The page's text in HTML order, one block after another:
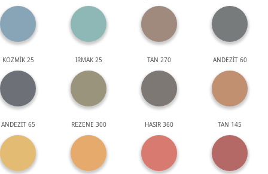
KOZMİK 25 IRMAK 25 TAN 270 ANDEZİT 60
ANDEZİT 65 REZENE 300 HASIR 360 TAN 145